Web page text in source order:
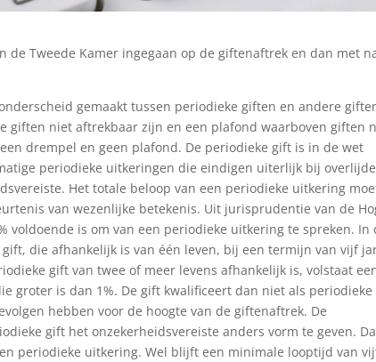
de Tweede Kamer ingegaan op de giftenaftrek en dan met
gemaakt tussen periodieke giften en andere
giften niet aftrekbaar zijn en een plafond waarboven giften
drempel en geen plafond. De periodieke gift is in de wet
periodieke uitkeringen die eindigen uiterlijk bij
Het totale beloop van een periodieke uitkering
van wezenlijke betekenis. Uit jurisprudentie van de
voldoende is om van een periodieke uitkering te spreken. In
die afhankelijk is van één leven, bij een termijn van vijf
gift van twee of meer levens afhankelijk is, volstaat
groter is dan 1%. De gift kwalificeert dan niet als
hebben voor de hoogte van de giftenaftrek. De
gift het onzekerheidsvereiste anders vorm te geven.
periodieke uitkering. Wel blijft een minimale looptijd van